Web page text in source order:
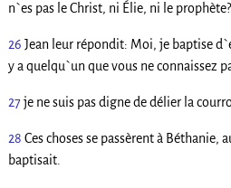
n`es pas le Christ, ni Élie, ni le prophète?
26 Jean leur répondit: Moi, je baptise
y a quelqu`un que vous ne connaissez
27je ne suis pas digne de délier la
28 Ces choses se passèrent à Béthanie,
baptisait.